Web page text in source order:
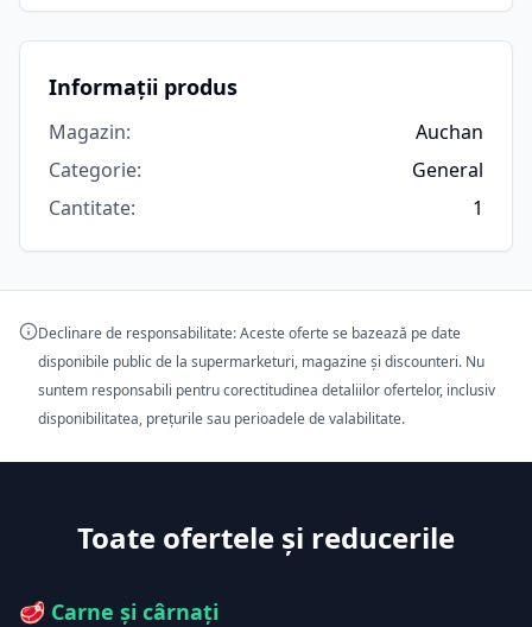
Informații produs
Magazin:
Auchan
Categorie:
General
Cantitate: 1
Declinare de responsabilitate: Aceste oferte se bazează pe date
disponibile public de la supermarketuri, magazine și discounteri. Nu
suntem responsabili pentru corectitudinea detaliilor ofertelor, inclusiv
disponibilitatea, prețurile sau perioadele de valabilitate.
Toate ofertele și reducerile
🥩 Carne și cârnați